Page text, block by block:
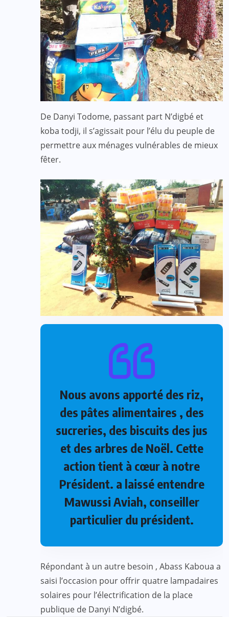
De Danyi Todome, passant part N’digbé et
koba todji, il s’agissait pour l’élu du peuple de
permettre aux ménages vulnérables de mieux
fêter.
Nous avons apporté des riz,
des pâtes alimentaires , des
sucreries, des biscuits des jus
et des arbres de Noël. Cette
action tient à cœur à notre
Président. a laissé entendre
Mawussi Aviah, conseiller
particulier du président.
Répondant à un autre besoin , Abass Kaboua a
saisi l’occasion pour offrir quatre lampadaires
solaires pour l’électrification de la place
publique de Danyi N’digbé.